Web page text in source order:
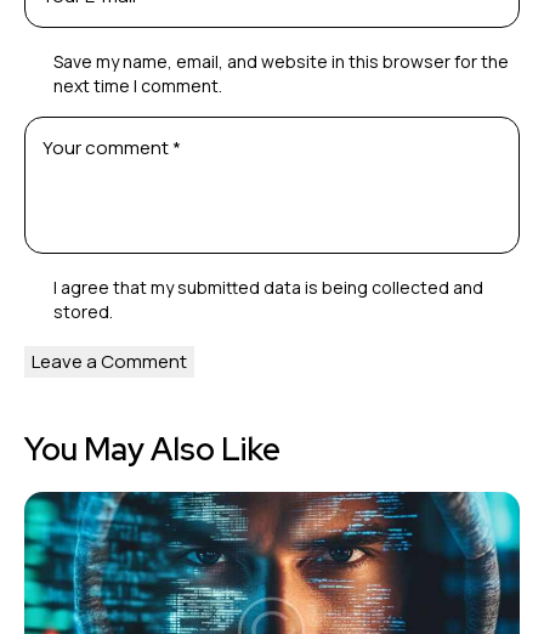
Save my name, email, and website in this browser for the
next time I comment.
I agree that my submitted data is being collected and
stored.
You May Also Like